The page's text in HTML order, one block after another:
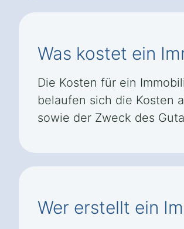
Was kostet ein
Die Kosten für ein
belaufen sich die Kosten
sowie der Zweck des
Wer erstellt ein